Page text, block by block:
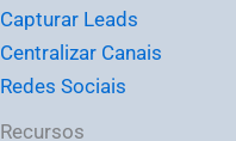
Capturar Leads
Centralizar Canais
Redes Sociais
Recursos